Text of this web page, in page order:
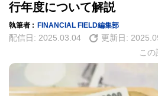
行年度について解説
執筆者 : FINANCIAL FIELD編集部
配信日: 2025.03.04 更新日:
この